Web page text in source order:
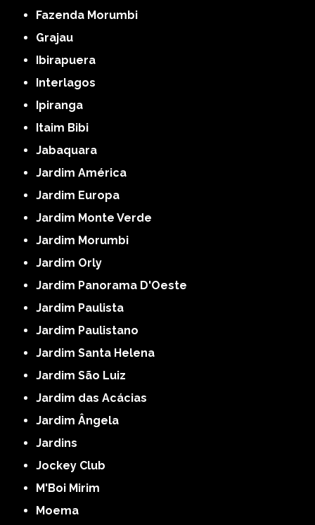
Fazenda Morumbi
Grajau
Ibirapuera
Interlagos
Ipiranga
Itaim Bibi
Jabaquara
Jardim América
Jardim Europa
Jardim Monte Verde
Jardim Morumbi
Jardim Orly
Jardim Panorama D'Oeste
Jardim Paulista
Jardim Paulistano
Jardim Santa Helena
Jardim São Luiz
Jardim das Acácias
Jardim Ângela
Jardins
Jockey Club
M'Boi Mirim
Moema